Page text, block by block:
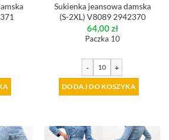
Sukienka jeansowa damska
(S-2XL) V8089 2942370
64,00zł
Paczka 10
- +
DODAJ DO KOSZYKA